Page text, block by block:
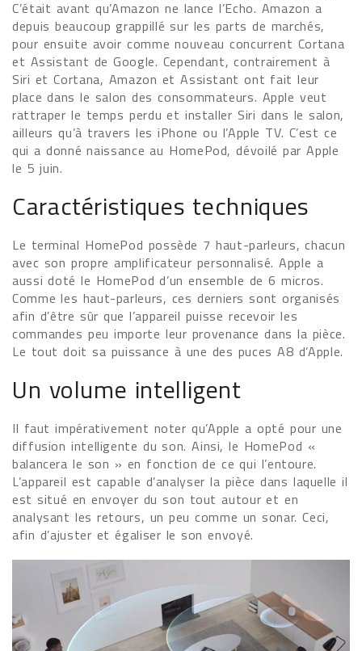
C’était avant qu’Amazon ne lance l’Echo. Amazon a
depuis beaucoup grappillé sur les parts de marchés,
pour ensuite avoir comme nouveau concurrent Cortana
et Assistant de Google. Cependant, contrairement à
Siri et Cortana, Amazon et Assistant ont fait leur
place dans le salon des consommateurs. Apple veut
rattraper le temps perdu et installer Siri dans le salon,
ailleurs qu’à travers les iPhone ou l’Apple TV. C’est ce
qui a donné naissance au HomePod, dévoilé par Apple
le 5 juin.
Caractéristiques techniques
Le terminal HomePod possède 7 haut-parleurs, chacun
avec son propre amplificateur personnalisé. Apple a
aussi doté le HomePod d’un ensemble de 6 micros.
Comme les haut-parleurs, ces derniers sont organisés
afin d’être sûr que l’appareil puisse recevoir les
commandes peu importe leur provenance dans la pièce.
Le tout doit sa puissance à une des puces A8 d’Apple.
Un volume intelligent
Il faut impérativement noter qu’Apple a opté pour une
diffusion intelligente du son. Ainsi, le HomePod «
balancera le son » en fonction de ce qui l’entoure.
L’appareil est capable d’analyser la pièce dans laquelle il
est situé en envoyer du son tout autour et en
analysant les retours, un peu comme un sonar. Ceci,
afin d’ajuster et égaliser le son envoyé.